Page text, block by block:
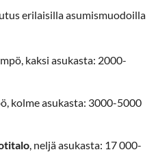
erilaisilla asumismuodoilla
kaksi asukasta: 2000-
kolme asukasta: 3000-5000
, neljä asukasta: 17 000-